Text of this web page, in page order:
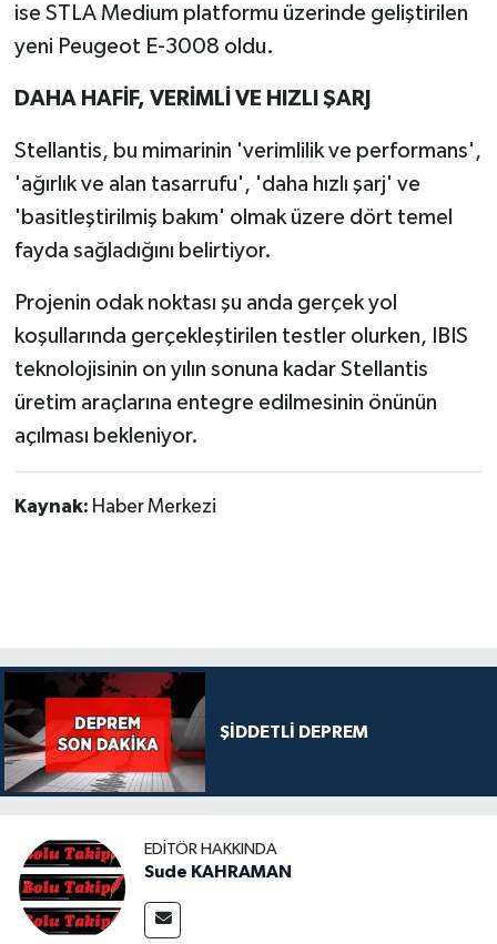
ise STLA Medium platformu üzerinde geliştirilen
yeni Peugeot E-3008 oldu.
DAHA HAFİF, VERİMLİ VE HIZLI ŞARJ
Stellantis, bu mimarinin 'verimlilik ve performans',
'ağırlık ve alan tasarrufu', 'daha hızlı şarj' ve
'basitleştirilmiş bakım' olmak üzere dört temel
fayda sağladığını belirtiyor.
Projenin odak noktası şu anda gerçek yol
koşullarında gerçekleştirilen testler olurken, IBIS
teknolojisinin on yılın sonuna kadar Stellantis
üretim araçlarına entegre edilmesinin önünün
açılması bekleniyor.
Kaynak: Haber Merkezi
ŞİDDETLİ DEPREM
EDITÖR HAKKINDA
Sude KAHRAMAN